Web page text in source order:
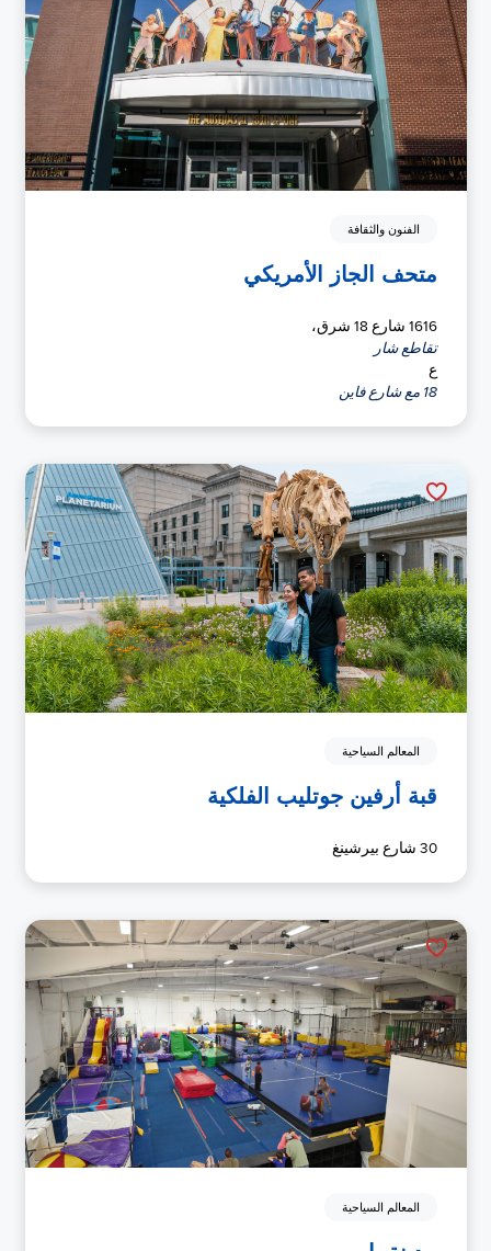
الفنون والثقافة
متحف الجاز الأمريكي
1616 شارع 18 شرق،
تقاطع شار
ع
18 مع شارع فاين
المعالم السياحية
قبة أرفين جوتليب الفلكية
30 شارع بيرشينغ
المعالم السياحية